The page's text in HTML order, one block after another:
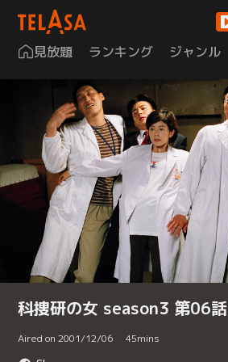
見放題 ランキング ジャンル
科捜研の女 season3 第06話
Aired on 2001/12/06 45mins